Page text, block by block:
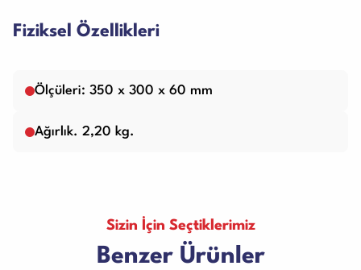
Fiziksel Özellikleri
Ölçüleri: 350 x 300 x 60 mm
Ağırlık. 2,20 kg.
Sizin İçin Seçtiklerimiz
Benzer Ürünler